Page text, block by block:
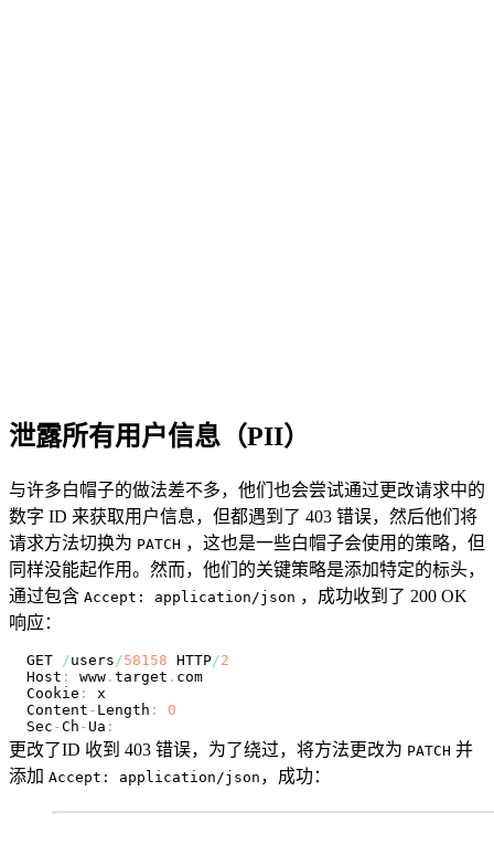
泄露所有用户信息（PII）
与许多白帽子的做法差不多，他们也会尝试通过更改请求中的
数字 ID 来获取用户信息，但都遇到了 403 错误，然后他们将
请求方法切换为 PATCH ，这也是一些白帽子会使用的策略，但
同样没能起作用。然而，他们的关键策略是添加特定的标头，
通过包含 Accept: application/json ，成功收到了 200 OK
响应：
GET /users /58158 HTTP/2
Host : www . target .
Cookie :
Content - Length :
0
Sec -Ch - Ua :
更改了ID 收到 403 错误，为了绕过，将方法更改为 PATCH 并
添加 Accept: application/json ，成功：